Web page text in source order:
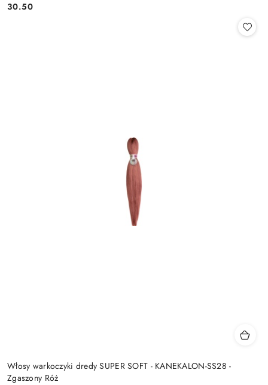
Cena:
30.50
Włosy warkoczyki dredy SUPER SOFT - KANEKALON-SS28 -
Zgaszony Róż